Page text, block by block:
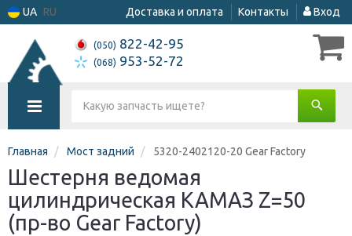
UA RU Доставка и оплата Контакты Вход
(050) 822-42-95
(068) 953-52-72
Главная Мост задний 5320-2402120-20 Gear Factory
Шестерня ведомая
цилиндрическая КАМАЗ Z=50
(пр-во Gear Factory)